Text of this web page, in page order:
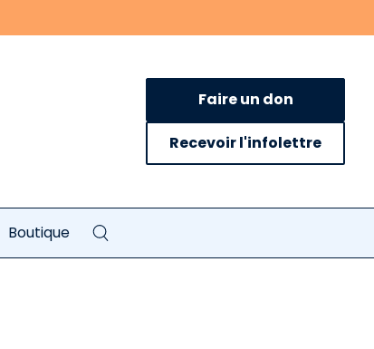
Faire un don
Recevoir l'infolettre
Boutique